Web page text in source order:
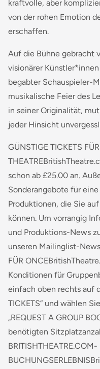
kraftvolle, aber
von der rohen Emotion
erschaffen.
Auf die Bühne gebracht
visionärer
begabter Schauspieler-
musikalische Feier des
in seiner Originalität,
jeder Hinsicht
GÜNSTIGE TICKETS
schon ab £25.00 an.
Sonderangebote für
Produktionen, die Sie
können. Um vorrangig
und Produktions-News
unseren Mailinglist-
FÜR
Konditionen für
einfach oben rechts auf
TICKETS“ und wählen
„REQUEST A GROUP
benötigten
BRITISHTHEATRE.COM-